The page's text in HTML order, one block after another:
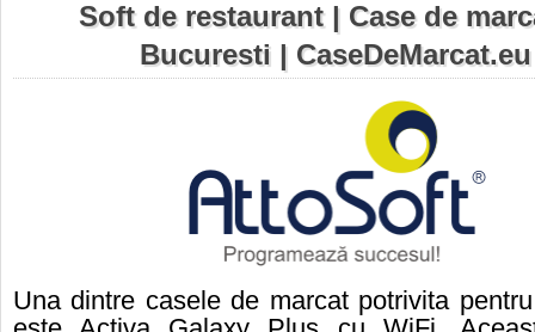
Soft de restaurant | Case de
Bucuresti | CaseDeMarcat.eu
Una dintre casele de marcat potrivita